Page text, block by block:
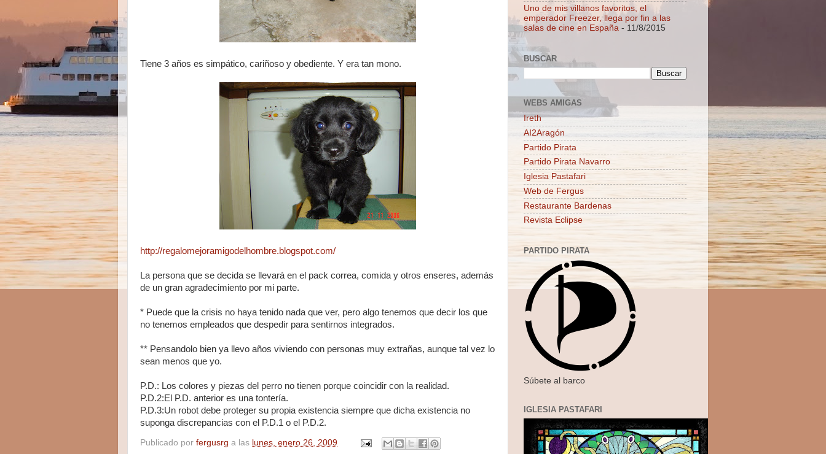
Tiene 3 años es simpático, cariñoso y obediente. Y era tan mono.
http://regalomejoramigodelhombre.blogspot.com/
La persona que se decida se llevará en el pack correa, comida y otros enseres, además
de un gran agradecimiento por mi parte.
* Puede que la crisis no haya tenido nada que ver, pero algo tenemos que decir los que
no tenemos empleados que despedir para sentirnos integrados.
** Pensandolo bien ya llevo años viviendo con personas muy extrañas, aunque tal vez lo
sean menos que yo.
P.D.: Los colores y piezas del perro no tienen porque coincidir con la realidad.
P.D.2:El P.D. anterior es una tontería.
P.D.3:Un robot debe proteger su propia existencia siempre que dicha existencia no
suponga discrepancias con el P.D.1 o el P.D.2.
Publicado por fergusrg a las lunes, enero 26, 2009
Uno de mis villanos favoritos, el
emperador Freezer, llega por fin a las
salas de cine en España - 11/8/2015
BUSCAR
WEBS AMIGAS
Ireth
AI2Aragón
Partido Pirata
Partido Pirata Navarro
Iglesia Pastafari
Web de Fergus
Restaurante Bardenas
Revista Eclipse
PARTIDO PIRATA
Súbete al barco
IGLESIA PASTAFARI